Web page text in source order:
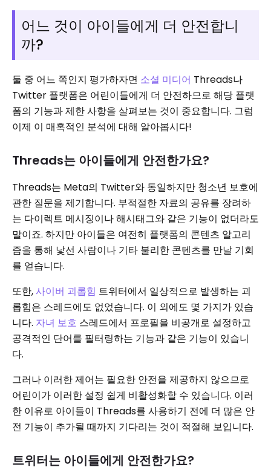
어느 것이 아이들에게 더 안전합니
까?
둘 중 어느 쪽인지 평가하자면 소셜 미디어 Threads나
Twitter 플랫폼은 어린이들에게 더 안전하므로 해당 플랫
폼의 기능과 제한 사항을 살펴보는 것이 중요합니다. 그럼
이제 이 매혹적인 분석에 대해 알아봅시다!
Threads는 아이들에게 안전한가요?
Threads는 Meta의 Twitter와 동일하지만 청소년 보호에
관한 질문을 제기합니다. 부적절한 자료의 공유를 장려하
는 다이렉트 메시징이나 해시태그와 같은 기능이 없더라도
말이죠. 하지만 아이들은 여전히 ​​플랫폼의 콘텐츠 알고리
즘을 통해 낯선 사람이나 기타 불리한 콘텐츠를 만날 기회
를 얻습니다.
또한,사이버 괴롭힘 트위터에서 일상적으로 발생하는 괴
롭힘은 스레드에도 없었습니다. 이 외에도 몇 가지가 있습
니다. 자녀 보호 스레드에서 프로필을 비공개로 설정하고
공격적인 단어를 필터링하는 기능과 같은 기능이 있습니
다.
그러나 이러한 제어는 필요한 안전을 제공하지 않으므로
어린이가 이러한 설정 쉽게 비활성화할 수 있습니다. 이러
한 이유로 아이들이 Threads를 사용하기 전에 더 많은 안
전 기능이 추가될 때까지 기다리는 것이 적절해 보입니다.
트위터는 아이들에게 안전한가요?